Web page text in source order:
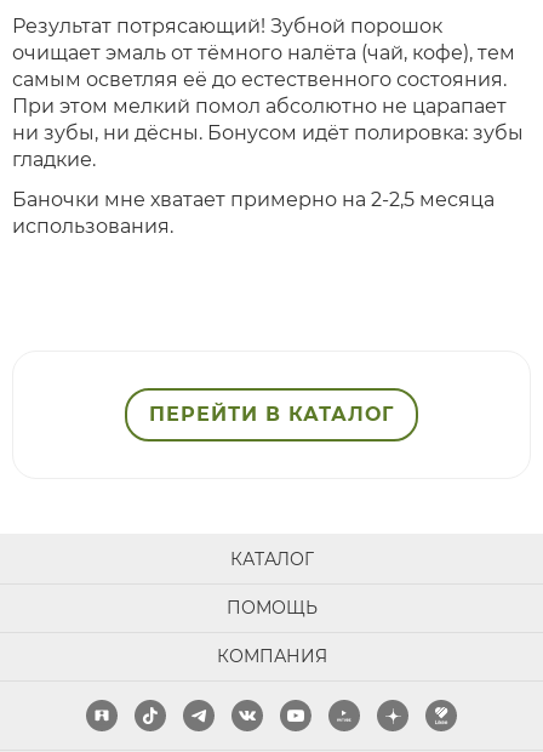
Результат потрясающий! Зубной порошок
очищает эмаль от тёмного налёта (чай, кофе), тем
самым осветляя её до естественного состояния.
При этом мелкий помол абсолютно не царапает
ни зубы, ни дёсны. Бонусом идёт полировка: зубы
гладкие.
Баночки мне хватает примерно на 2-2,5 месяца
использования.
ПЕРЕЙТИ В КАТАЛОГ
КАТАЛОГ
ПОМОЩЬ
КОМПАНИЯ